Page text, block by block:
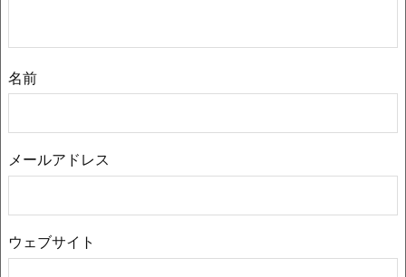
名前
メールアドレス
ウェブサイト